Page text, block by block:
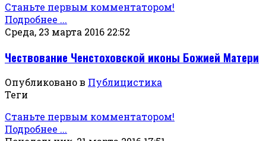
Станьте первым комментатором!
Подробнее ...
Среда, 23 марта 2016 22:52
Чествование Ченстоховской иконы Божией Матери
Опубликовано в Публицистика
Теги
Станьте первым комментатором!
Подробнее ...